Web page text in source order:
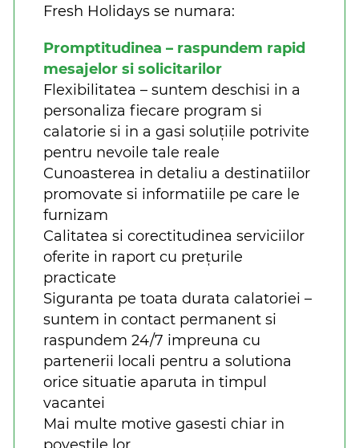
Fresh Holidays se numara:
Promptitudinea – raspundem rapid
mesajelor si solicitarilor
Flexibilitatea – suntem deschisi in a
personaliza fiecare program si
calatorie si in a gasi soluțiile potrivite
pentru nevoile tale reale
Cunoasterea in detaliu a destinatiilor
promovate si informatiile pe care le
furnizam
Calitatea si corectitudinea serviciilor
oferite in raport cu prețurile
practicate
Siguranta pe toata durata calatoriei –
suntem in contact permanent si
raspundem 24/7 impreuna cu
partenerii locali pentru a solutiona
orice situatie aparuta in timpul
vacantei
Mai multe motive gasesti chiar in